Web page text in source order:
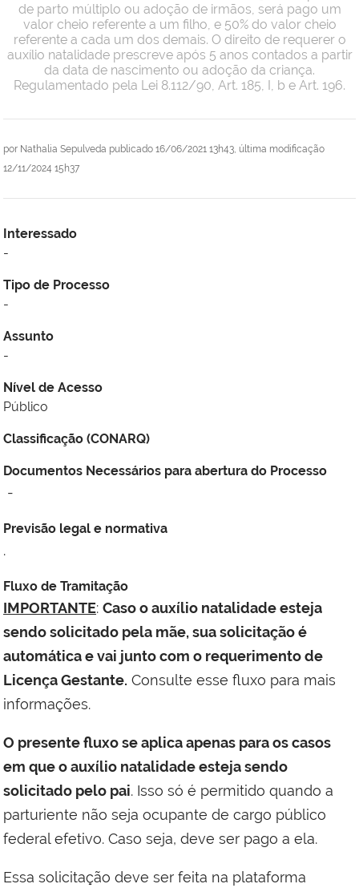
por Nathalia Sepulveda publicado 16/06/2021 13h43, última modificação
12/11/2024 15h37
de parto múltiplo ou adoção de irmãos, será pago um
valor cheio referente a um filho, e 50% do valor cheio
referente a cada um dos demais. O direito de requerer o
auxílio natalidade prescreve após 5 anos contados a partir
da data de nascimento ou adoção da criança.
Regulamentado pela Lei 8.112/90, Art. 185, I, b e Art. 196.
Interessado
-
Tipo de Processo
-
Assunto
-
Nível de Acesso
Público
Classificação (CONARQ)
Documentos Necessários para abertura do Processo
-
Previsão legal e normativa
.
Fluxo de Tramitação
IMPORTANTE: Caso o auxílio natalidade esteja
sendo solicitado pela mãe, sua solicitação é
automática e vai junto com o requerimento de
Licença Gestante. Consulte esse fluxo para mais
informações.
O presente fluxo se aplica apenas para os casos
em que o auxílio natalidade esteja sendo
solicitado pelo pai. Isso só é permitido quando a
parturiente não seja ocupante de cargo público
federal efetivo. Caso seja, deve ser pago a ela.
Essa solicitação deve ser feita na plataforma